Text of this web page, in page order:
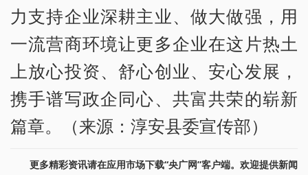
力支持企业深耕主业、做大做强，用
一流营商环境让更多企业在这片热土
上放心投资、舒心创业、安心发展，
携手谱写政企同心、共富共荣的崭新
篇章。（来源：淳安县委宣传部）
更多精彩资讯请在应用市场下载“央广网”客户端。欢迎提供新闻